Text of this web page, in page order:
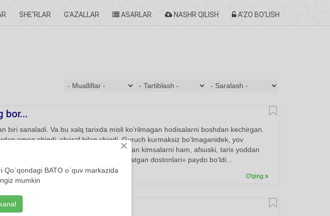
SHE'RLAR G'AZALLAR ASARLAR NASHR QILISH A'ZO BO'LISH
bor...
biri sanaladi. Va bu xalq tarixda misli ko‘rilmagan hodisalarni boshdan kechirgan.
omon chiqdi, sharaf bilan chiqdi. Guruch kurmaksiz bo‘lmaganidek, yov
sha’nidan kechgan, hatto do‘stlarini sotgan kimsalarni ham, afsuski, tarix yoddan
«ado bo‘lmas armonlari, toshlarni yig‘latgan dostonlari» paydo bo‘ldi...
O'qing
×
Qo`qondagi BATO o`quv markazida
mumkin